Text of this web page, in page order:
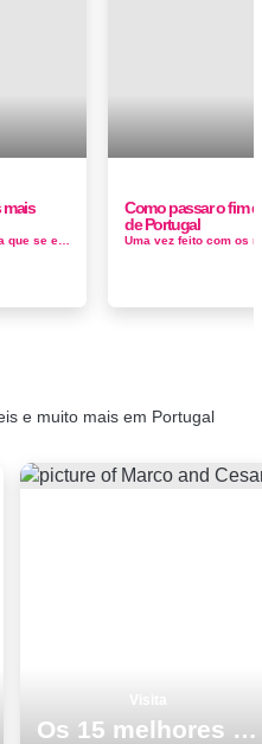
mais
Como passar o fim
de Portugal
e muito mais em Portugal
Os 15 melhores locais para visitar em Braga